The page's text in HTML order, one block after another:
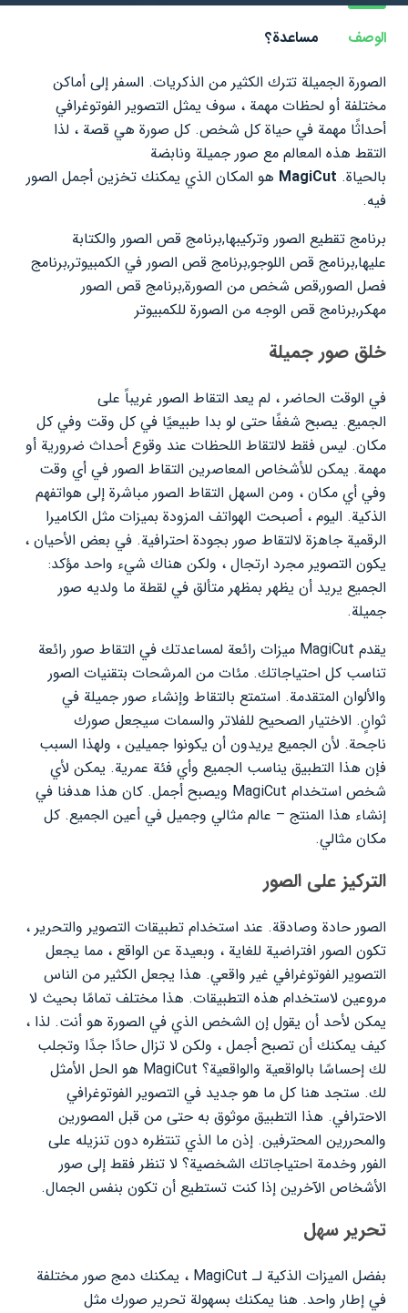
الوصف
مساعدة؟
الصورة الجميلة تترك الكثير من الذكريات. السفر إلى أماكن
مختلفة أو لحظات مهمة ، سوف يمثل التصوير الفوتوغرافي
أحداثًا مهمة في حياة كل شخص. كل صورة هي قصة ، لذا
التقط هذه المعالم مع صور جميلة ونابضة
بالحياة. MagiCut هو المكان الذي يمكنك تخزين أجمل الصور
فيه.
برنامج تقطيع الصور وتركيبها,برنامج قص الصور والكتابة
عليها,برنامج قص اللوجو,برنامج قص الصور في الكمبيوتر,برنامج
فصل الصور,قص شخص من الصورة,برنامج قص الصور
مهكر,برنامج قص الوجه من الصورة للكمبيوتر
خلق صور جميلة
في الوقت الحاضر ، لم يعد التقاط الصور غريباً على
الجميع. يصبح شغفًا حتى لو بدا طبيعيًا في كل وقت وفي كل
مكان. ليس فقط لالتقاط اللحظات عند وقوع أحداث ضرورية أو
مهمة. يمكن للأشخاص المعاصرين التقاط الصور في أي وقت
وفي أي مكان ، ومن السهل التقاط الصور مباشرة إلى هواتفهم
الذكية. اليوم ، أصبحت الهواتف المزودة بميزات مثل الكاميرا
الرقمية جاهزة لالتقاط صور بجودة احترافية. في بعض الأحيان ،
يكون التصوير مجرد ارتجال ، ولكن هناك شيء واحد مؤكد:
الجميع يريد أن يظهر بمظهر متألق في لقطة ما ولديه صور
جميلة.
يقدم MagiCut ميزات رائعة لمساعدتك في التقاط صور رائعة
تناسب كل احتياجاتك. مئات من المرشحات بتقنيات الصور
والألوان المتقدمة. استمتع بالتقاط وإنشاء صور جميلة في
ثوانٍ. الاختيار الصحيح للفلاتر والسمات سيجعل صورك
ناجحة. لأن الجميع يريدون أن يكونوا جميلين ، ولهذا السبب
فإن هذا التطبيق يناسب الجميع وأي فئة عمرية. يمكن لأي
شخص استخدام MagiCut ويصبح أجمل. كان هذا هدفنا في
إنشاء هذا المنتج – عالم مثالي وجميل في أعين الجميع. كل
مكان مثالي.
التركيز على الصور
الصور حادة وصادقة. عند استخدام تطبيقات التصوير والتحرير ،
تكون الصور افتراضية للغاية ، وبعيدة عن الواقع ، مما يجعل
التصوير الفوتوغرافي غير واقعي. هذا يجعل الكثير من الناس
مروعين لاستخدام هذه التطبيقات. هذا مختلف تمامًا بحيث لا
يمكن لأحد أن يقول إن الشخص الذي في الصورة هو أنت. لذا ،
كيف يمكنك أن تصبح أجمل ، ولكن لا تزال حادًا جدًا وتجلب
لك إحساسًا بالواقعية والواقعية؟ MagiCut هو الحل الأمثل
لك. ستجد هنا كل ما هو جديد في التصوير الفوتوغرافي
الاحترافي. هذا التطبيق موثوق به حتى من قبل المصورين
والمحررين المحترفين. إذن ما الذي تنتظره دون تنزيله على
الفور وخدمة احتياجاتك الشخصية؟ لا تنظر فقط إلى صور
الأشخاص الآخرين إذا كنت تستطيع أن تكون بنفس الجمال.
تحرير سهل
بفضل الميزات الذكية لـ MagiCut ، يمكنك دمج صور مختلفة
في إطار واحد. هنا يمكنك بسهولة تحرير صورك مثل